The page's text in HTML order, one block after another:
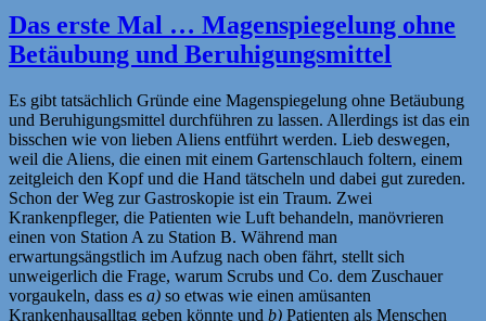
Das erste Mal … Magenspiegelung ohne
Betäubung und Beruhigungsmittel
Es gibt tatsächlich Gründe eine Magenspiegelung ohne Betäubung
und Beruhigungsmittel durchführen zu lassen. Allerdings ist das ein
bisschen wie von lieben Aliens entführt werden. Lieb deswegen,
weil die Aliens, die einen mit einem Gartenschlauch foltern, einem
zeitgleich den Kopf und die Hand tätscheln und dabei gut zureden.
Schon der Weg zur Gastroskopie ist ein Traum. Zwei
Krankenpfleger, die Patienten wie Luft behandeln, manövrieren
einen von Station A zu Station B. Während man
erwartungsängstlich im Aufzug nach oben fährt, stellt sich
unweigerlich die Frage, warum Scrubs und Co. dem Zuschauer
vorgaukeln, dass es a) so etwas wie einen amüsanten
Krankenhausalltag geben könnte und b) Patienten als Menschen